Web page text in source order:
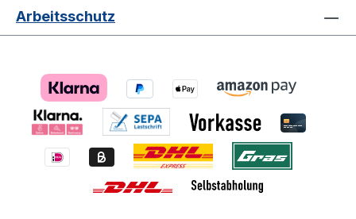
Arbeitsschutz